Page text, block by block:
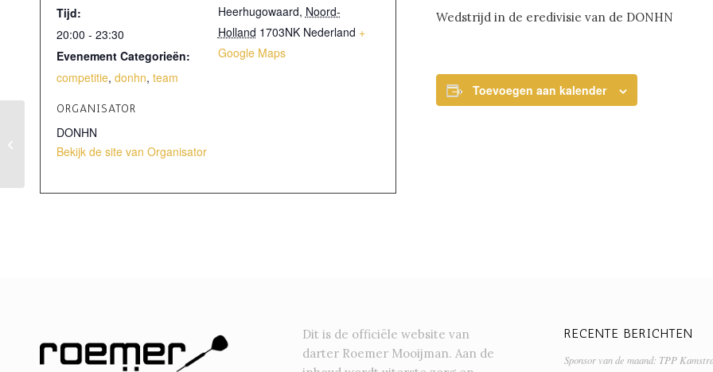
Wedstrijd in de eredivisie van de DONHN
Toevoegen aan kalender
Tijd:
20:00 - 23:30
Evenement Categorieën:
competitie, donhn, team
Heerhugowaard, Noord-
Holland 1703NK Nederland +
Google Maps
ORGANISATOR
DONHN
Bekijk de site van Organisator
Dit is de officiële website van
darter Roemer Mooijman. Aan de
RECENTE BERICHTEN
Sponsor van de maand: TPP